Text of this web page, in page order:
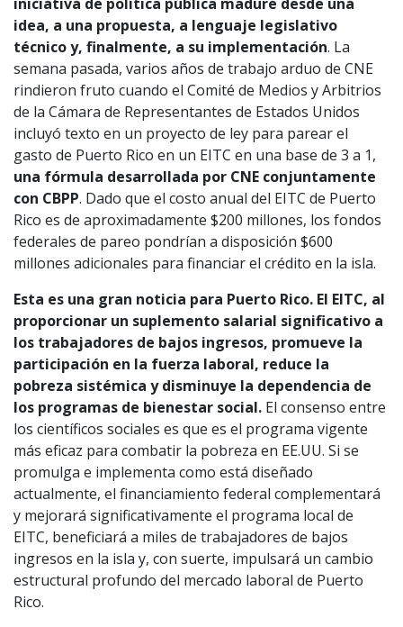
idea, a una propuesta, a lenguaje legislativo
técnico y, finalmente, a su implementación. La
semana pasada, varios años de trabajo arduo de CNE
rindieron fruto cuando el Comité de Medios y Arbitrios
de la Cámara de Representantes de Estados Unidos
incluyó texto en un proyecto de ley para parear el
gasto de Puerto Rico en un EITC en una base de 3 a 1,
una fórmula desarrollada por CNE conjuntamente
con CBPP. Dado que el costo anual del EITC de Puerto
Rico es de aproximadamente $200 millones, los fondos
federales de pareo pondrían a disposición $600
millones adicionales para financiar el crédito en la isla.
Esta es una gran noticia para Puerto Rico. El EITC, al
proporcionar un suplemento salarial significativo a
los trabajadores de bajos ingresos, promueve la
participación en la fuerza laboral, reduce la
pobreza sistémica y disminuye la dependencia de
los programas de bienestar social. El consenso entre
los científicos sociales es que es el programa vigente
más eficaz para combatir la pobreza en EE.UU. Si se
promulga e implementa como está diseñado
actualmente, el financiamiento federal complementará
y mejorará significativamente el programa local de
EITC, beneficiará a miles de trabajadores de bajos
ingresos en la isla y, con suerte, impulsará un cambio
estructural profundo del mercado laboral de Puerto
Rico.